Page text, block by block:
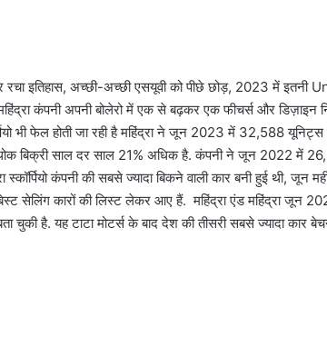
इतिहास, अच्छी-अच्छी एसयूवी को पीछे छोड़, 2023 में इतनी
कंपनी अपनी बोलेरो में एक से बढ़कर एक फीचर्स और
भी फेल होती जा रही है महिंद्रा ने जून 2023 में 32,588 यूनिट्स
बिक्री साल दर साल 21% अधिक है. कंपनी ने जून 2022 में
कंपनी की सबसे ज्यादा बिकने वाली कार बनी हुई थी, जून
सेलिंग कारों की लिस्ट लेकर आए हैं. महिंद्रा एंड महिंद्रा जून
है. यह टाटा मोटर्स के बाद देश की तीसरी सबसे ज्यादा कार